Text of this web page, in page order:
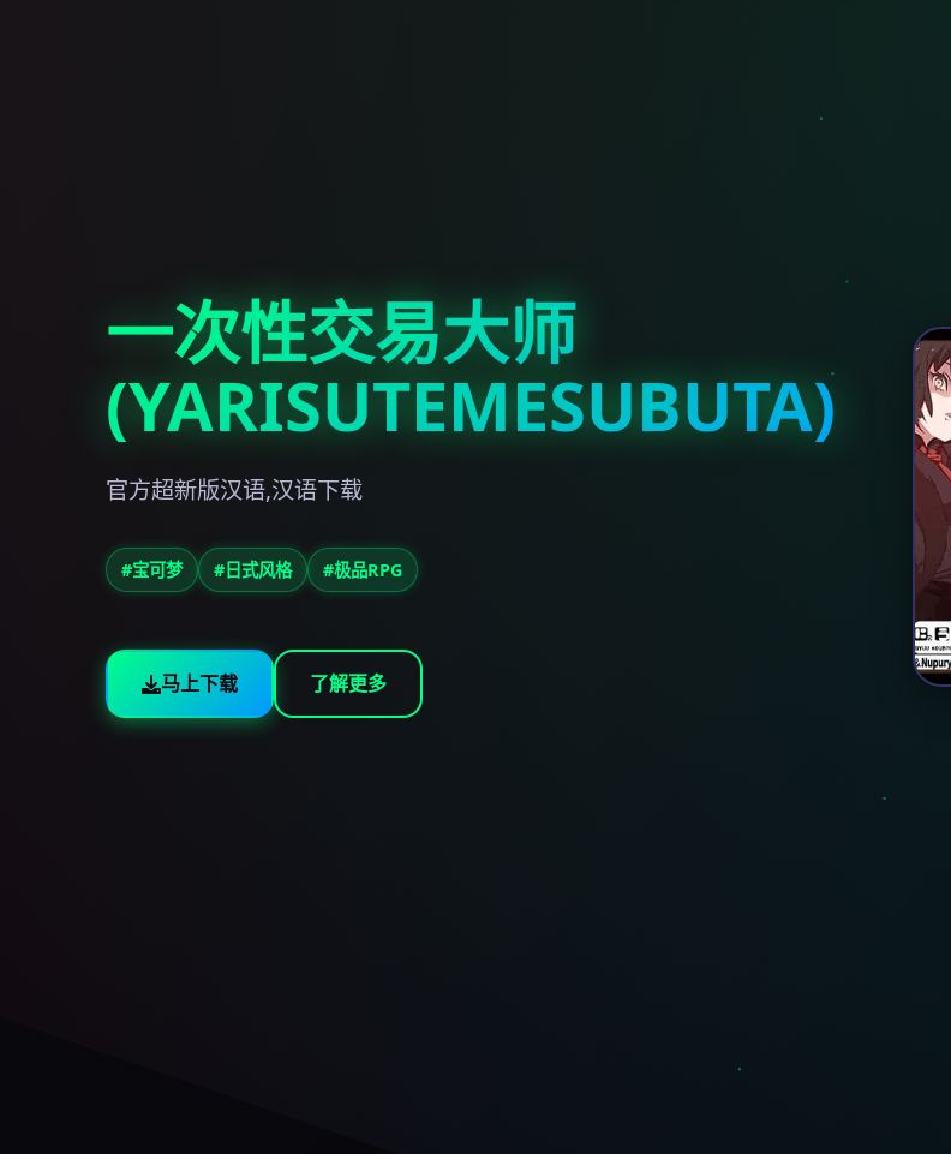
一次性交易大师
(YARISUTEMESUBUTA)
官方超新版汉语,汉语下载
#宝可梦 #日式风格 #极品RPG
马上下载 了解更多